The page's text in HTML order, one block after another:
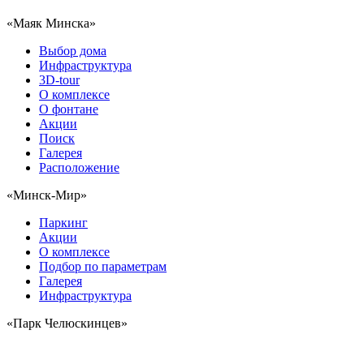
«Маяк Минска»
Выбор дома
Инфраструктура
3D-tour
О комплексе
О фонтане
Акции
Поиск
Галерея
Расположение
«Минск-Мир»
Паркинг
Акции
О комплексе
Подбор по параметрам
Галерея
Инфраструктура
«Парк Челюскинцев»